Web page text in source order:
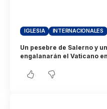
IGLESIA INTERNACIONALES
Un pesebre de Salerno y
engalanarán el Vaticano